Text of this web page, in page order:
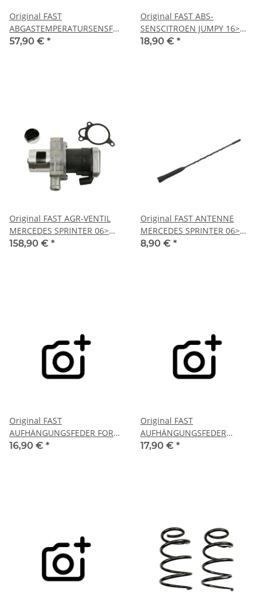
Original FAST
ABGASTEMPERATURSENSFORD
TRANSIT CUSTOM 12> DPF-
57,90 € *
Original FAST ABS-
SENSCITROEN JUMPY 16>
VORNE L/R KFZ Ersatzteil
18,90 € *
Original FAST AGR-VENTIL
MERCEDES SPRINTER 06>
906 2.2 CDI KFZ Ersatzteil
158,90 € *
Original FAST ANTENNE
MERCEDES SPRINTER 06>
906 27 CM M6 KFZ Ersatzteil
8,90 € *
Original FAST
AUFHÄNGUNGSFEDER FORD
MONDEO III 00> HINTEN KFZ
16,90 € *
Original FAST
AUFHÄNGUNGSFEDER
NISSAN MICRA K12 02>
17,90 € *